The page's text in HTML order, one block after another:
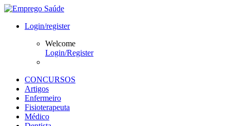
Login/register
Welcome
Login/Register
CONCURSOS
Artigos
Enfermeiro
Fisioterapeuta
Médico